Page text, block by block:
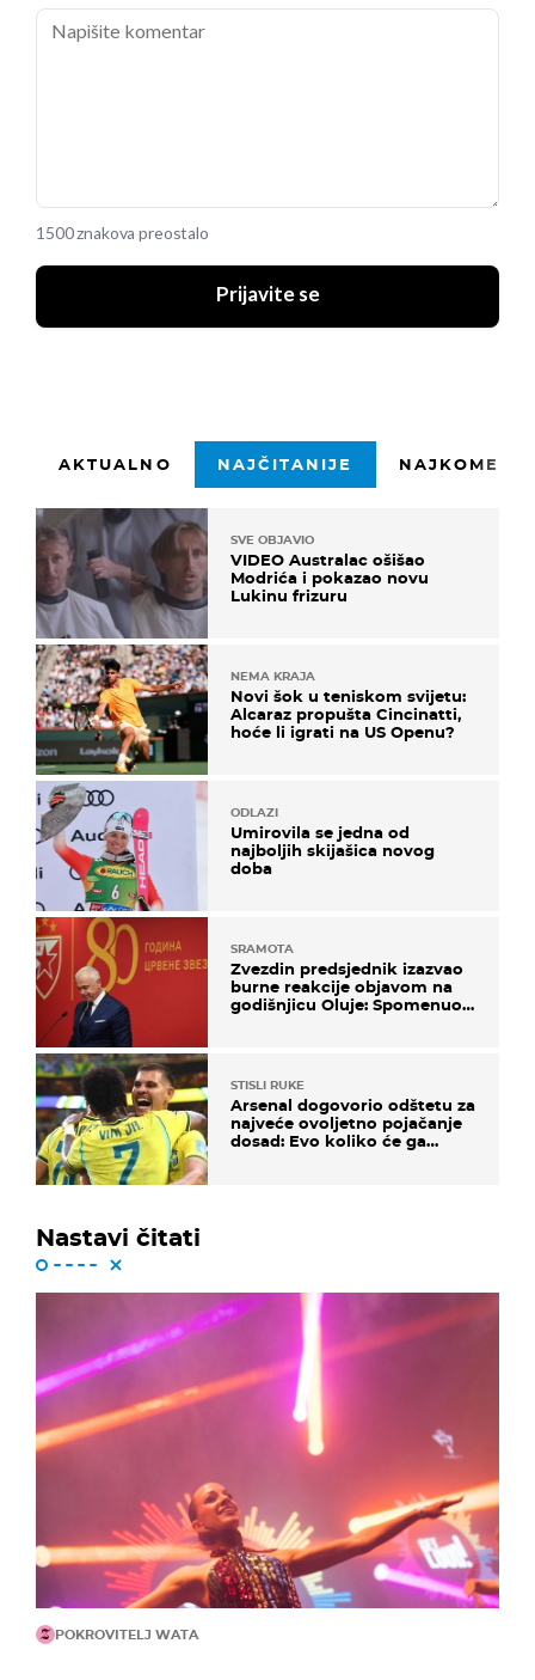
1500 znakova preostalo
Prijavite se
AKTUALNO NAJČITANIJE
SVE OBJAVIO
VIDEO Australac ošišao
Modrića i pokazao novu
Lukinu frizuru
NEMA KRAJA
Novi šok u teniskom svijetu:
Alcaraz propušta Cincinatti,
hoće li igrati na US Openu?
ODLAZI
Umirovila se jedna od
najboljih skijašica novog
doba
SRAMOTA
Zvezdin predsjednik izazvao
burne reakcije objavom na
godišnjicu Oluje: Spomenuo
STISLI RUKE
Arsenal dogovorio odštetu za
najveće ovoljetno pojačanje
dosad: Evo koliko će ga
Nastavi čitati
POKROVITELJ WATA